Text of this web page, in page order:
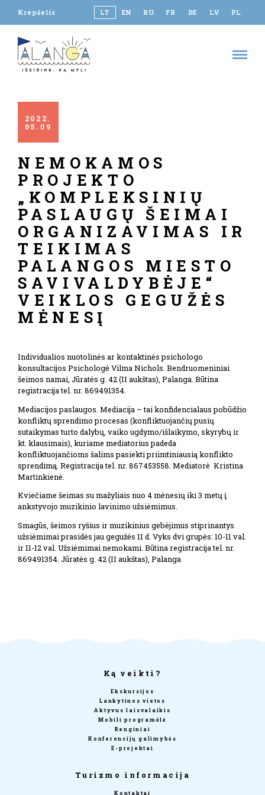
Krepšelis LT EN RU FR DE LV PL
NEMOKAMOS
PROJEKTO
„KOMPLEKSINIŲ
PASLAUGŲ ŠEIMAI
ORGANIZAVIMAS IR
TEIKIMAS
PALANGOS MIESTO
SAVIVALDYBĖJE“
VEIKLOS GEGUŽĖS
MĖNESĮ
2022
05
09
Individualios nuotolinės ar kontaktinės psichologo
konsultacijos Psichologė Vilma Nichols. Bendruomeniniai
šeimos namai, Jūratės g. 42 (II aukštas), Palanga. Būtina
registracija tel. nr. 869491354.
Mediacijos paslaugos. Mediacija – tai konfidencialaus pobūdžio
konfliktų sprendimo procesas (konfliktuojančių pusių
sutaikymas turto dalybų, vaiko ugdymo/išlaikymo, skyrybų ir
kt. klausimais), kuriame mediatorius padeda
konfliktuojančioms šalims pasiekti priimtiniausią konflikto
sprendimą. Registracija tel. nr. 867453558. Mediatorė Kristina
Martinkienė.
Kviečiame šeimas su mažyliais nuo 4 mėnesių iki 3 metų į
ankstyvojo muzikinio lavinimo užsiėmimus.
Smagūs, šeimos ryšius ir muzikinius gebėjimus stiprinantys
užsiėmimai prasidės jau gegužės 11 d. Vyks dvi grupės: 10-11 val.
ir 11-12 val. Užsiėmimai nemokami. Būtina registracija tel. nr.
869491354. Jūratės g. 42 (II aukštas), Palanga
Ką veikti?
Ekskursijos
Lankytinos vietos
Aktyvus laisvalaikis
Mobili programėlė
Renginiai
Konferencijų galimybės
E-projektai
Turizmo informacija
Kontaktai